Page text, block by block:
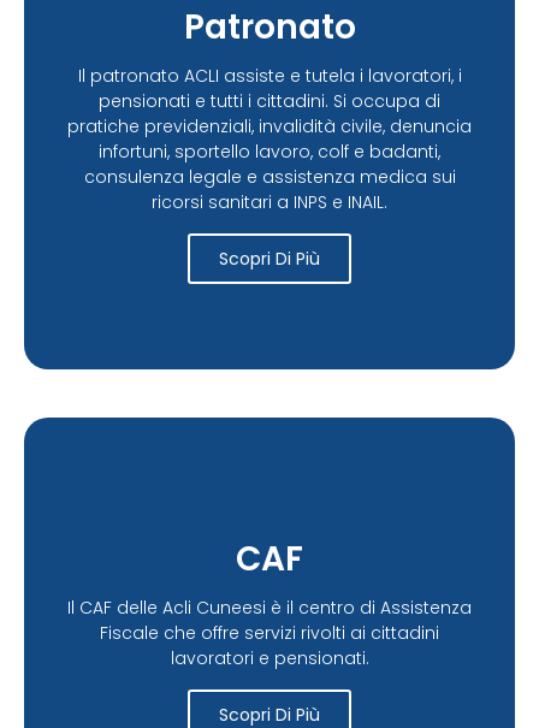
Patronato
Il patronato ACLI assiste e tutela i lavoratori, i
pensionati e tutti i cittadini. Si occupa di
pratiche previdenziali, invalidità civile, denuncia
infortuni, sportello lavoro, colf e badanti,
consulenza legale e assistenza medica sui
ricorsi sanitari a INPS e INAIL.
Scopri Di Più
CAF
Il CAF delle Acli Cuneesi è il centro di Assistenza
Fiscale che offre servizi rivolti ai cittadini
lavoratori e pensionati.
Scopri Di Più